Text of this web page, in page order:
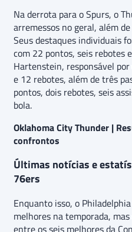
Na derrota para o Spurs, o
arremessos no geral, além
Seus destaques individuais
com 22 pontos, seis rebotes
Hartenstein, responsável
e 12 rebotes, além de três
pontos, dois rebotes, seis
bola.
Oklahoma City Thunder |
confrontos
Últimas notícias e
76ers
Enquanto isso, o
melhores na temporada,
entre os seis melhores da